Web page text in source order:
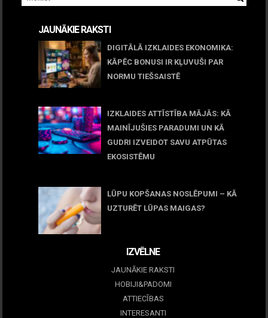
JAUNĀKIE RAKSTI
DIGITĀLĀ IZKLAIDES EKONOMIKA:
KĀPĒC BONUSI IR KĻUVUŠI PAR
NORMU TIEŠSAISTĒ
IZKLAIDES ATTĪSTĪBA MĀJĀS: KĀ
MAINĪJUŠIES PARADUMI UN KĀ
GUDRI IZVEIDOT SAVU ATPŪTAS
EKOSISTĒMU
LŪPU KOPŠANAS NOSLĒPUMI – KĀ
UZTURĒT LŪPAS MAIGAS?
IZVĒLNE
JAUNĀKIE RAKSTI
HOBIJI&PADOMI
ATTIECĪBAS
INTERESANTI